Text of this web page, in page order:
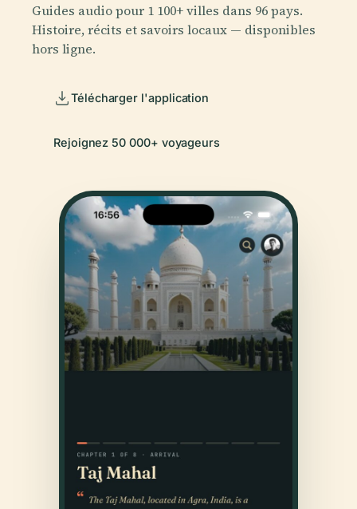
Guides audio pour 1 100+ villes dans 96 pays.
Histoire, récits et savoirs locaux — disponibles
hors ligne.
Télécharger l'application
Rejoignez 50 000+ voyageurs